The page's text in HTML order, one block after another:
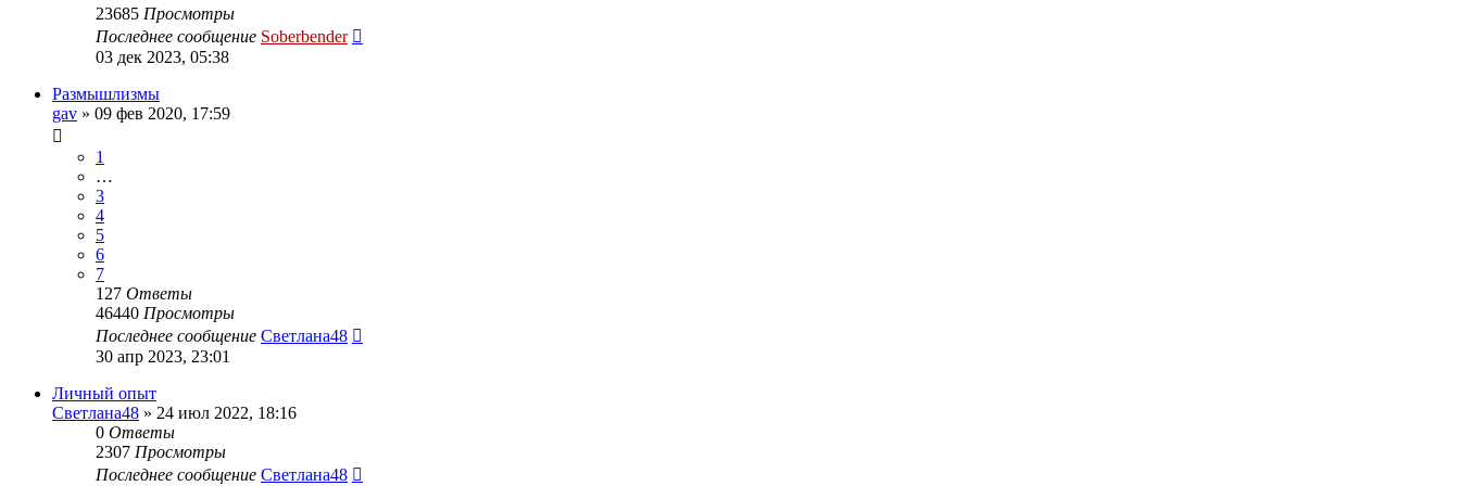
23685 Просмотры
Последнее сообщение Soberbender
03 дек 2023, 05:38
Размышлизмы
gav » 09 фев 2020, 17:59
1
…
3
4
5
6
7
127 Ответы
46440 Просмотры
Последнее сообщение Светлана48
30 апр 2023, 23:01
Личный опыт
Светлана48 » 24 июл 2022, 18:16
0 Ответы
2307 Просмотры
Последнее сообщение Светлана48